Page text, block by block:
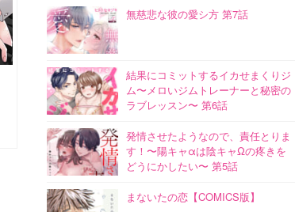
無慈悲な彼の愛シ方 第7話
結果にコミットするイカせまくりジ
ム〜メロいジムトレーナーと秘密の
ラブレッスン〜 第6話
発情させたようなので、責任とりま
す！〜陽キャαは陰キャΩの疼きを
どうにかしたい〜 第5話
まないたの恋【COMICS版】